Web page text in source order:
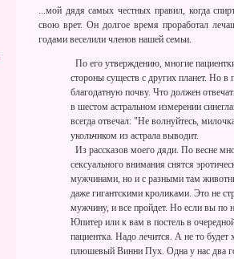
...мой дядя самых честных правил, когда
свою врет. Он долгое время проработал
годами веселили членов нашей семьи.
По его утверждению, многие
стороны существ с других планет. Но в
благодатную почву. Что должен
в шестом астральном измерении
всегда отвечал: "Не волнуйтесь,
укольчиком из астрала выводит.
Из рассказов моего дяди. По весне
сексуального внимания снятся
мужчинами, но и с разными там
даже гигантскими кроликами. Это не
мужчину, и все пройдет. Но если вы по
Юпитер или к вам в постель в
пациентка. Надо лечится. А не то
плюшевый Винни Пух. Одна у нас два